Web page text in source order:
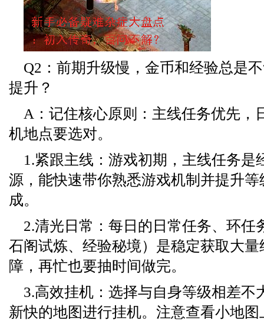
Q2：前期升级慢，金币和经验总是
提升？
A：记住核心原则：主线任务优先，
机地点要选对。
1.紧跟主线：游戏初期，主线任务是
源，能快速带你熟悉游戏机制并提升
成。
2.清光日常：每日的日常任务、环任
石阁试炼、经验秘境）是稳定获取大
障，再忙也要抽时间做完。
3.高效挂机：选择与自身等级相差不
新快的地图进行挂机。注意查看小地